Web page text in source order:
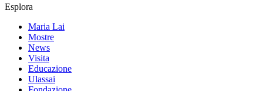
Esplora
Maria Lai
Mostre
News
Visita
Educazione
Ulassai